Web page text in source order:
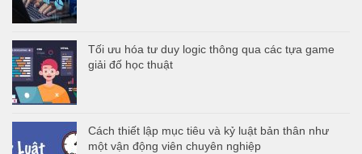
Tối ưu hóa tư duy logic thông qua các tựa game
giải đố học thuật
Cách thiết lập mục tiêu và kỷ luật bản thân như
một vận động viên chuyên nghiệp